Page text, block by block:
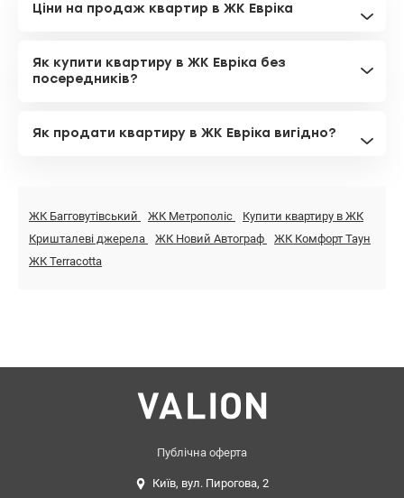
Ціни на продаж квартир в ЖК Евріка
Як купити квартиру в ЖК Евріка без
посередників?
Як продати квартиру в ЖК Евріка вигідно?
ЖК Багговутівський ЖК Метрополіс
Купити квартиру в ЖК
Кришталеві джерела
ЖК Новий Автограф
ЖК Комфорт Таун
ЖК Terracotta
Публічна оферта
Київ, вул. Пирогова, 2